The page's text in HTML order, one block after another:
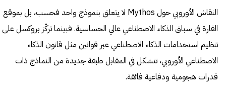
النقاش الأوروبي حول Mythos لا يتعلق بنموذج واحد فحسب، بل بموقع
القارة في سباق الذكاء الاصطناعي عالي الحساسية. فبينما تركّز بروكسل على
تنظيم استخدامات الذكاء الاصطناعي عبر قوانين مثل قانون الذكاء
الاصطناعي الأوروبي، تتشكل في المقابل طبقة جديدة من النماذج ذات
قدرات هجومية ودفاعية فائقة.